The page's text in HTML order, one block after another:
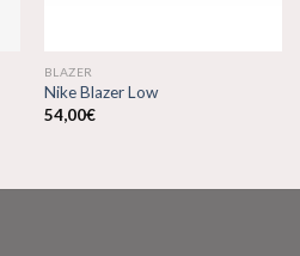
BLAZER
Nike Blazer Low
54,00€